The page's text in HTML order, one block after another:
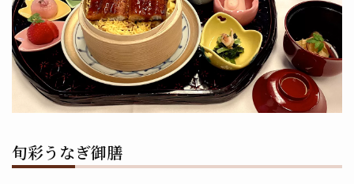
旬彩うなぎ御膳